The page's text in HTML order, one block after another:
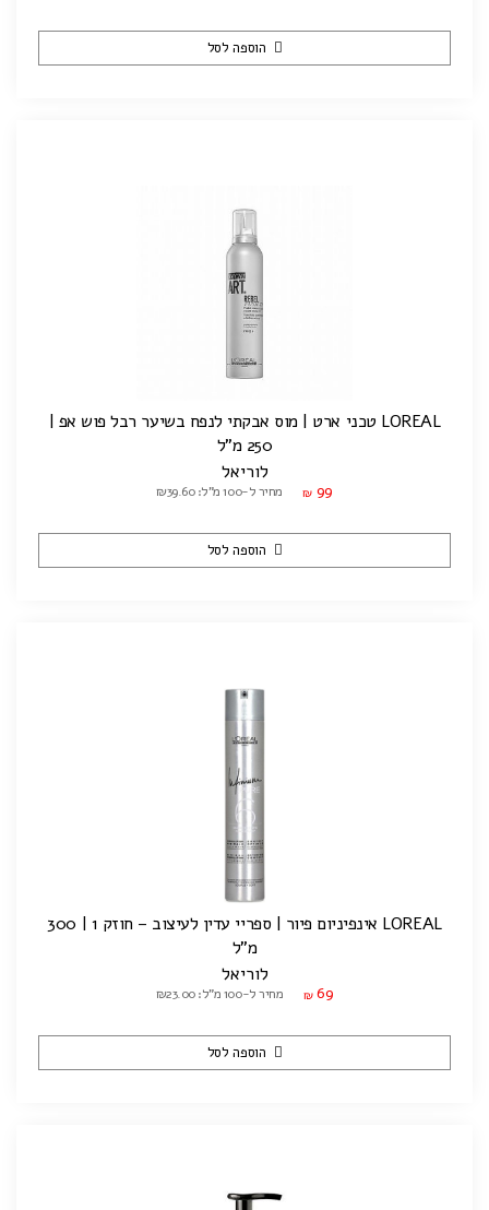
הוספה לסל
LOREAL טכני ארט | מוס אבקתי לנפח בשיער רבל פוש אפ |
250 מ"ל
לוריאל
₪ 99 מחיר ל-100 מ"ל: ₪39.60
הוספה לסל
LOREAL אינפיניום פיור | ספריי עדין לעיצוב – חוזק 1 | 300
מ"ל
לוריאל
₪ 69 מחיר ל-100 מ"ל: ₪23.00
הוספה לסל